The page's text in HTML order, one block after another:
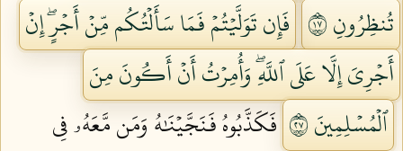
تُنظِرُونِ ٧١
فَإِن تَوَلَّيۡتُمۡ فَمَا سَأَلۡتُكُم مِّنۡ أَجۡرٍۖ إِنۡ
أَجۡرِيَ إِلَّا عَلَى ٱللَّهِۖ وَأُمِرۡتُ أَنۡ أَكُونَ مِنَ
ٱلۡمُسۡلِمِينَ ٧٢
فَكَذَّبُوهُ فَنَجَّيۡنَٰهُ وَمَن مَّعَهُۥ فِي